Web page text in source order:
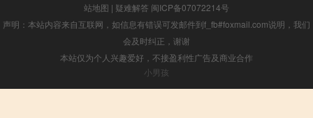
站地图 | 疑难解答 闽ICP备07072214号
声明：本站内容来自互联网，如信息有错误可发邮件到f_fb#foxmail.com说明，我们
会及时纠正，谢谢
本站仅为个人兴趣爱好，不接盈利性广告及商业合作
小男孩